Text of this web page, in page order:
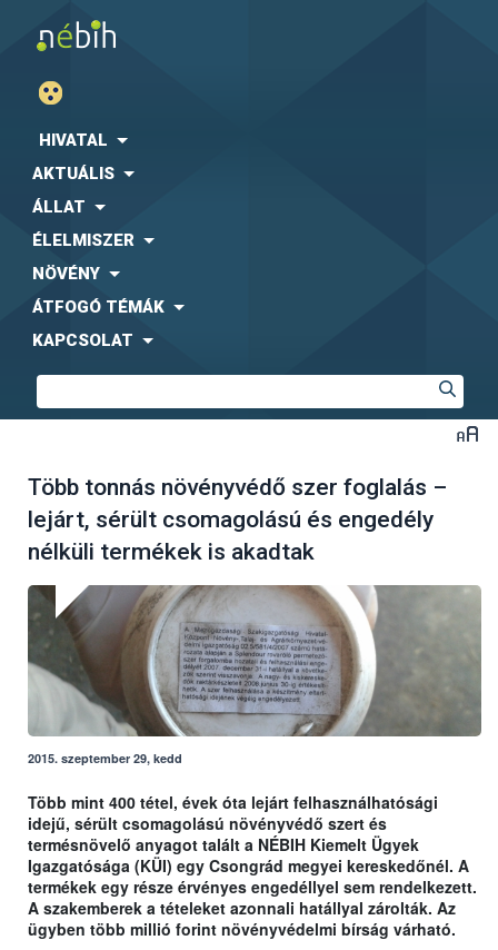
HIVATAL
AKTUÁLIS
ÁLLAT
ÉLELMISZER
NÖVÉNY
ÁTFOGÓ TÉMÁK
KAPCSOLAT
Több tonnás növényvédő szer foglalás –
lejárt, sérült csomagolású és engedély
nélküli termékek is akadtak
2015. szeptember 29, kedd
Több mint 400 tétel, évek óta lejárt felhasználhatósági
idejű, sérült csomagolású növényvédő szert és
termésnövelő anyagot talált a NÉBIH Kiemelt Ügyek
Igazgatósága (KÜI) egy Csongrád megyei kereskedőnél. A
termékek egy része érvényes engedéllyel sem rendelkezett.
A szakemberek a tételeket azonnali hatállyal zárolták. Az
ügyben több millió forint növényvédelmi bírság várható.